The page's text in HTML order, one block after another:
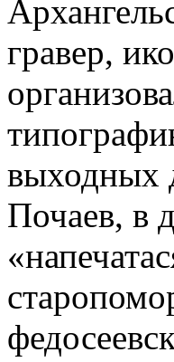
гравер,
выходных
Почаев, в